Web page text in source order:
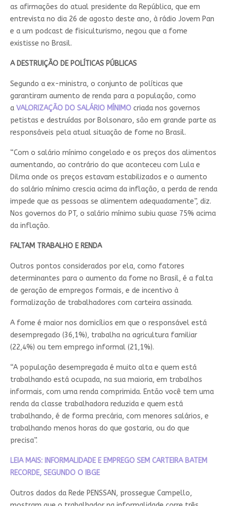
as afirmações do atual presidente da República, que em
entrevista no dia 26 de agosto deste ano, à rádio Jovem Pan
e a um podcast de fisiculturismo, negou que a fome
existisse no Brasil.
A DESTRUIÇÃO DE POLÍTICAS PÚBLICAS
Segundo a ex-ministra, o conjunto de políticas que
garantiram aumento de renda para a população, como
a VALORIZAÇÃO DO SALÁRIO MÍNIMOcriada nos governos
petistas e destruídas por Bolsonaro, são em grande parte as
responsáveis pela atual situação de fome no Brasil.
“Com o salário mínimo congelado e os preços dos alimentos
aumentando, ao contrário do que aconteceu com Lula e
Dilma onde os preços estavam estabilizados e o aumento
do salário mínimo crescia acima da inflação, a perda de renda
impede que as pessoas se alimentem adequadamente”, diz.
Nos governos do PT, o salário mínimo subiu quase 75% acima
da inflação.
FALTAM TRABALHO E RENDA
Outros pontos considerados por ela, como fatores
determinantes para o aumento da fome no Brasil, é a falta
de geração de empregos formais, e de incentivo à
formalização de trabalhadores com carteira assinada.
A fome é maior nos domicílios em que o responsável está
desempregado (36,1%), trabalha na agricultura familiar
(22,4%) ou tem emprego informal (21,1%).
“A população desempregada é muito alta e quem está
trabalhando está ocupada, na sua maioria, em trabalhos
informais, com uma renda comprimida. Então você tem uma
renda da classe trabalhadora reduzida e quem está
trabalhando, é de forma precária, com menores salários, e
trabalhando menos horas do que gostaria, ou do que
precisa”.
LEIA MAIS: INFORMALIDADE E EMPREGO SEM CARTEIRA BATEM
RECORDE, SEGUNDO O IBGE
Outros dados da Rede PENSSAN, prossegue Campello,